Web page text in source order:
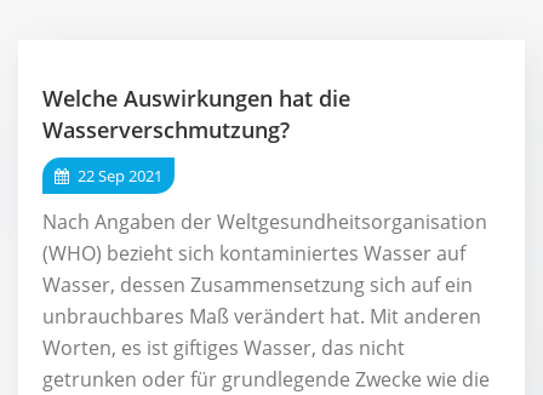
Welche Auswirkungen hat die
Wasserverschmutzung?
22 Sep 2021
Nach Angaben der Weltgesundheitsorganisation
(WHO) bezieht sich kontaminiertes Wasser auf
Wasser, dessen Zusammensetzung sich auf ein
unbrauchbares Maß verändert hat. Mit anderen
Worten, es ist giftiges Wasser, das nicht
getrunken oder für grundlegende Zwecke wie die